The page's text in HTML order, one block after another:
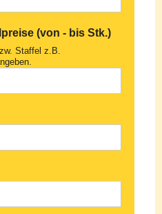
(von - bis Stk.)
Staffel z.B.